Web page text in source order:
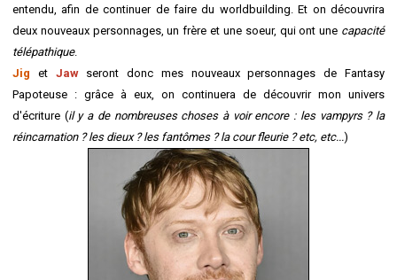
entendu, afin de continuer de faire du worldbuilding. Et on découvrira
deux nouveaux personnages, un frère et une soeur, qui ont une capacité
télépathique.
Jig et Jawseront donc mes nouveaux personnages de Fantasy
Papoteuse : grâce à eux, on continuera de découvrir mon univers
d'écriture (il y a de nombreuses choses à voir encore : les vampyrs ? la
réincarnation ? les dieux ? les fantômes ? la cour fleurie ? etc, etc...)